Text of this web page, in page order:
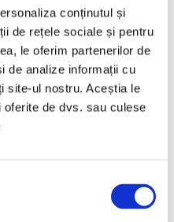
conținutul și
de rețele sociale și pentru
le oferim partenerilor de
de analize informații cu
site-ul nostru. Aceștia le
de dvs. sau culese